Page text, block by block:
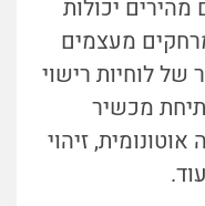
מהירים יכולות
מעצמים
של לוחיות רישוי
מכשיר
זיהוי